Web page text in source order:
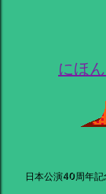
にほ
日本公演40周年記